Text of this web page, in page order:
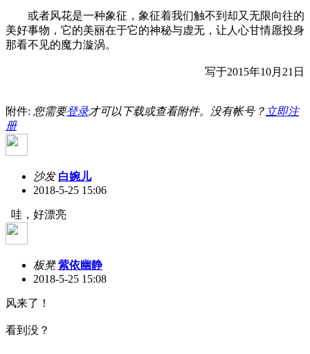
或者风花是一种象征，象征着我们触不到却又无限向往的
美好事物，它的美丽在于它的神秘与虚无，让人心甘情愿投身
那看不见的魔力漩涡。
写于2015年10月21日
附件: 您需要登录才可以下载或查看附件。没有帐号？ 立即注
册
沙发 白婉儿
2018-5-25 15:06
哇，好漂亮
板凳 紫依幽静
2018-5-25 15:08
风来了！
看到没？